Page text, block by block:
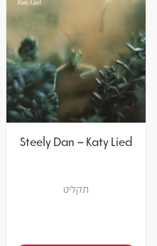
Steely Dan – Katy Lied
תקליט